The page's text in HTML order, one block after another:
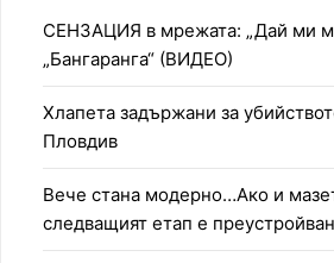
СЕНЗАЦИЯ в мрежата: „Дай ми
„Бангаранга“ (ВИДЕО)
Хлапета задържани за
Пловдив
Вече стана модерно…Ако и
следващият етап е